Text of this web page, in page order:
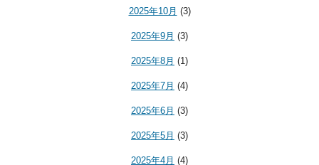
2025年10月 (3)
2025年9月 (3)
2025年8月 (1)
2025年7月 (4)
2025年6月 (3)
2025年5月 (3)
2025年4月 (4)